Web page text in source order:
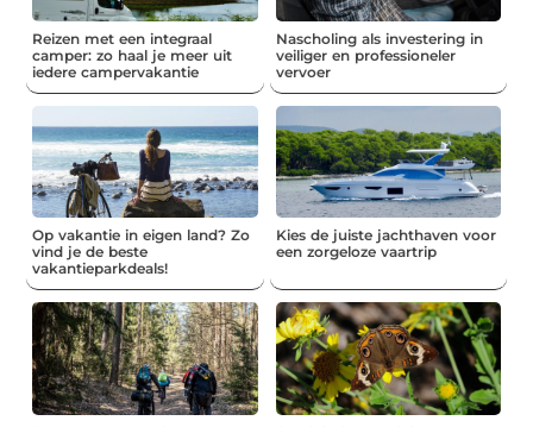
Reizen met een integraal
camper: zo haal je meer uit
iedere campervakantie
Nascholing als investering in
veiliger en professioneler
vervoer
Op vakantie in eigen land? Zo
vind je de beste
vakantieparkdeals!
Kies de juiste jachthaven voor
een zorgeloze vaartrip